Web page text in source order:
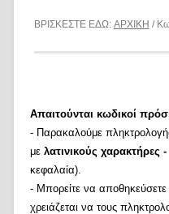
ΒΡΙΣΚΕΣΤΕ ΕΔΩ: ΑΡΧΙΚΗ /
Απαιτούνται κωδικοί
- Παρακαλούμε
με λατινικούς χαρακτήρες -
κεφαλαία).
- Μπορείτε να
χρειάζεται να τους